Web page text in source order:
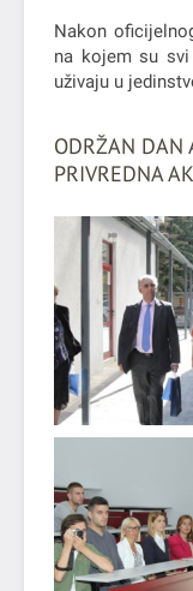
Nakon
na kojem su
uživaju u
ODRŽAN DAN
PRIVREDNA